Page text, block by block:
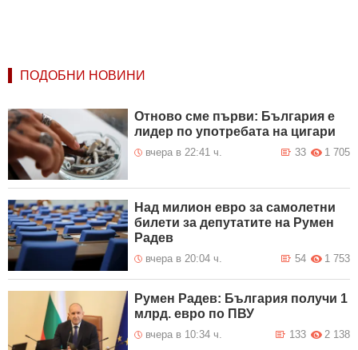
ПОДОБНИ НОВИНИ
Отново сме първи: България е
лидер по употребата на цигари
вчера в 22:41 ч. 1 705
33
Над милион евро за самолетни
билети за депутатите на Румен
Радев
вчера в 20:04 ч. 1 753
54
Румен Радев: България получи 1
млрд. евро по ПВУ
вчера в 10:34 ч. 2 138
133